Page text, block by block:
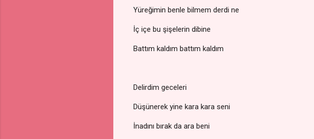
Yüreğimin benle bilmem derdi ne
İç içe bu şişelerin dibine
Battım kaldım battım kaldım​​
Delirdim geceleri
Düşünerek yine kara kara seni
İnadını bırak da ara beni